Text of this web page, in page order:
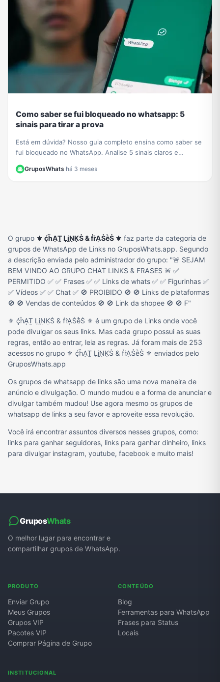
Como saber se fui bloqueado no whatsapp: 5
sinais para tirar a prova
Está em dúvida? Nosso guia completo ensina como saber se
fui bloqueado no WhatsApp. Analise 5 sinais claros e
GruposWhats·há 3 meses
O grupo ⚜️ ḉḧḀṮ ḶḭṆḲṠ & ḟṙḀṠḕṠ ⚜️ faz parte da categoria de
grupos de WhatsApp de Links no GruposWhats.app. Segundo
a descrição enviada pelo administrador do grupo: "🚨 SEJAM
BEM VINDO AO GRUPO CHAT LINKS & FRASES 🚨 ✅
PERMITIDO ✅ ✅ Frases ✅ ✅ Links de whats ✅ ✅ Figurinhas ✅
✅ Vídeos ✅ ✅ Chat ✅ 🚫 PROIBIDO 🚫 🚫 Links de plataformas
🚫 🚫 Vendas de conteúdos 🚫 🚫 Link da shopee 🚫 🚫 F"
⚜️ ḉḧḀṮ ḶḭṆḲṠ & ḟṙḀṠḕṠ ⚜️ é um grupo de Links onde você
pode divulgar os seus links. Mas cada grupo possui as suas
regras, então ao entrar, leia as regras. Já foram mais de 253
acessos no grupo ⚜️ ḉḧḀṮ ḶḭṆḲṠ & ḟṙḀṠḕṠ ⚜️ enviados pelo
GruposWhats.app
Os grupos de whatsapp de links são uma nova maneira de
anúncio e divulgação. O mundo mudou e a forma de anunciar e
divulgar também mudou! Use agora mesmo os grupos de
whatsapp de links a seu favor e aproveite essa revolução.
Você irá encontrar assuntos diversos nesses grupos, como:
links para ganhar seguidores, links para ganhar dinheiro, links
para divulgar instagram, youtube, facebook e muito mais!
GruposWhats
O melhor lugar para encontrar e
compartilhar grupos de WhatsApp.
PRODUTO
Enviar Grupo
Meus Grupos
Grupos VIP
Pacotes VIP
Comprar Página de Grupo
CONTEÚDO
Blog
Ferramentas para WhatsApp
Frases para Status
Locais
INSTITUCIONAL